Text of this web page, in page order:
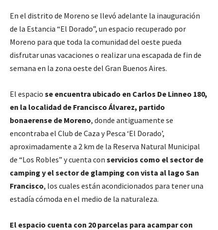
En el distrito de Moreno se llevó adelante la inauguración
de la Estancia “El Dorado”, un espacio recuperado por
Moreno para que toda la comunidad del oeste pueda
disfrutar unas vacaciones o realizar una escapada de fin de
semana en la zona oeste del Gran Buenos Aires.
El espacio se encuentra ubicado en Carlos De Linneo 180,
en la localidad de Francisco Álvarez, partido
bonaerense de Moreno, donde antiguamente se
encontraba el Club de Caza y Pesca ‘El Dorado’,
aproximadamente a 2 km de la Reserva Natural Municipal
de “Los Robles” y cuenta con servicios como el sector de
camping y el sector de glamping con vista al lago San
Francisco, los cuales están acondicionados para tener una
estadía cómoda en el medio de la naturaleza.
El espacio cuenta con 20 parcelas para acampar con